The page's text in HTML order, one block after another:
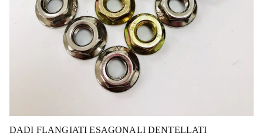
DADI FLANGIATI ESAGONALI DENTELLATI